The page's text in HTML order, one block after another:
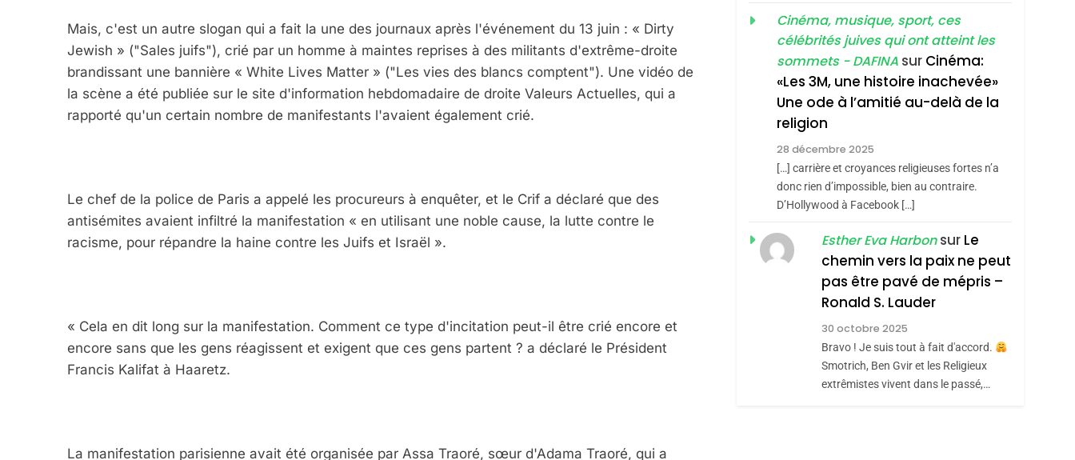
Mais, c'est un autre slogan qui a fait la une des journaux après l'événement du 13 juin : « Dirty
Jewish » ("Sales juifs"), crié par un homme à maintes reprises à des militants d'extrême-droite
brandissant une bannière « White Lives Matter » ("Les vies des blancs comptent"). Une vidéo de
la scène a été publiée sur le site d'information hebdomadaire de droite Valeurs Actuelles, qui a
rapporté qu'un certain nombre de manifestants l'avaient également crié.
Le chef de la police de Paris a appelé les procureurs à enquêter, et le Crif a déclaré que des
antisémites avaient infiltré la manifestation « en utilisant une noble cause, la lutte contre le
racisme, pour répandre la haine contre les Juifs et Israël ».
« Cela en dit long sur la manifestation. Comment ce type d'incitation peut-il être crié encore et
encore sans que les gens réagissent et exigent que ces gens partent ? a déclaré le Président
Francis Kalifat à Haaretz.
La manifestation parisienne avait été organisée par Assa Traoré, sœur d'Adama Traoré, qui a
Accords D’Isaac:
L’alliance Pourrait
S’étendre À 13 Pays
D’Amérique Latine
ISRAÉL JUDAISME
5
Meurtrière Selon Le
Rapport D’ADL
Contre
L’antisémitisme
FRANCE ISRAÉL
FIÈRE, DIGNE ET
RÉSILIENTE :
POURQUOI JE
REVENDIQUE MA
JUDAÏTE Par Thérèse
Zrihen-Dvir
ISRAÉL JUDAISME
CE QUI NOUS
MANQUE – Jacques
Hadida
JUDAISME
Maroc : Les Amandes
Cinéma, musique, sport, ces
célébrités juives qui ont atteint les
sommets - DAFINA sur Cinéma:
«Les 3M, une histoire inachevée»
Une ode à l’amitié au-delà de la
religion
28 décembre 2025
[…] carrière et croyances religieuses fortes n’a
donc rien d’impossible, bien au contraire.
D’Hollywood à Facebook […]
Esther Eva Harbonsur Le
chemin vers la paix ne peut
pas être pavé de mépris –
Ronald S. Lauder
30 octobre 2025
Bravo ! Je suis tout à fait d'accord.
Smotrich, Ben Gvir et les Religieux
extrêmistes vivent dans le passé,…